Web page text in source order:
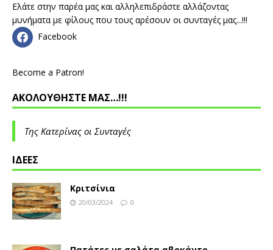
Ελάτε στην παρέα μας και αλληλεπιδράστε αλλάζοντας
μυνήματα με φίλους που τους αρέσουν οι συνταγές μας...!!!
Facebook
Become a Patron!
ΑΚΟΛΟΥΘΗΣΤΕ ΜΑΣ…!!!
Της Κατερίνας οι Συνταγές
ΙΔΕΕΣ
Κριτσίνια
20/03/2024 0